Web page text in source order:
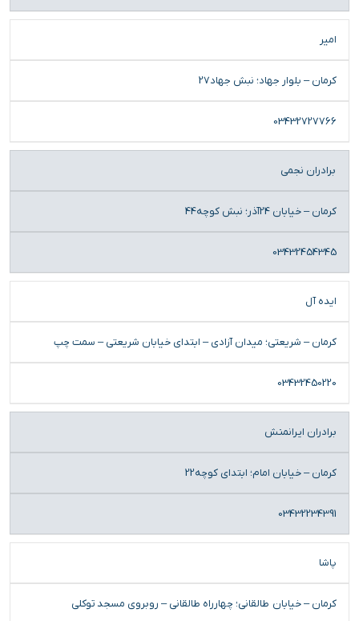
امیر
کرمان – بلوار جهاد؛ نبش جهاد27
03432727766
برادران نجمی
کرمان – خیابان 24آذر؛ نبش کوچه44
03432454345
ایده آل
کرمان – شریعتی؛ میدان آزادی – ابتدای خیابان شریعتی – سمت چپ
03432450220
برادران ایرانمنش
کرمان – خیابان امام؛ ابتدای کوچه22
03432234391
پاشا
کرمان – خیابان طالقانی؛ چهارراه طالقاني – روبروی مسجد توکلی